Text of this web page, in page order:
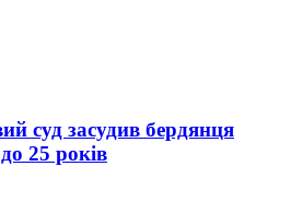
суд засудив бердянця
25 років